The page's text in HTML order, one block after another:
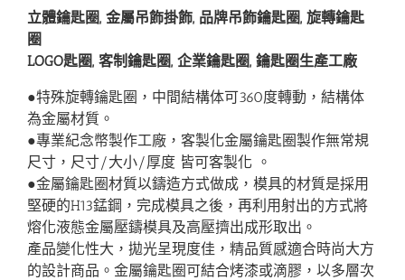
立體鑰匙圈, 金屬吊飾掛飾, 品牌吊飾鑰匙圈, 旋轉鑰匙
圈
LOGO匙圈, 客制鑰匙圈, 企業鑰匙圈, 鑰匙圈生產工廠
●特殊旋轉鑰匙圈，中間結構体可360度轉動，結構体
為金屬材質。
●專業紀念幣製作工廠，客製化金屬鑰匙圈製作無常規
尺寸，尺寸/大小/厚度 皆可客製化 。
●金屬鑰匙圈材質以鑄造方式做成，模具的材質是採用
堅硬的H13錳鋼，完成模具之後，再利用射出的方式將
熔化液態金屬壓鑄模具及高壓擠出成形取出。
產品變化性大，拋光呈現度佳，精品質感適合時尚大方
的設計商品。金屬鑰匙圈可結合烤漆或滴膠，以多層次